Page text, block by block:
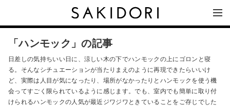
「ハンモック」の記事
日差しの気持ちいい日に、涼しい木の下でハンモックの上にゴロンと寝
る。そんなシチュエーションが当たりまえのように再現できたらいいけ
ど、実際は人目が気になったり、場所がなかったりとハンモックを使う機
会ってすごく限られているように感じます。でも、室内でも簡単に取り付
けられるハンモックの人気が最近ジワジワときていることをご存じでした